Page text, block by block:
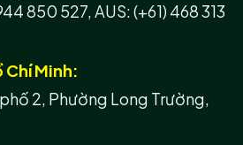
850 527,AUS: (+61) 468 313
Chí Minh:
2, Phường Long Trường,